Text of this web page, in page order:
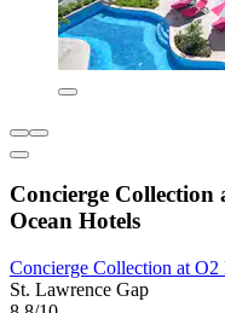
Concierge
Ocean Hotels
Concierge Collection at
St. Lawrence Gap